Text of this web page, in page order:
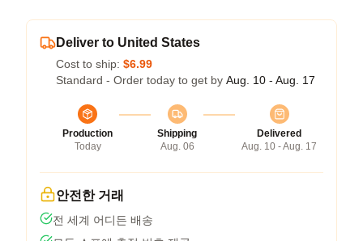
Deliver to United States
Cost to ship: $6.99
Standard - Order today to get by Aug. 10 - Aug. 17
Production
Today
Shipping
Aug. 06
Delivered
Aug. 10 - Aug. 17
안전한 거래
전 세계 어디든 배송